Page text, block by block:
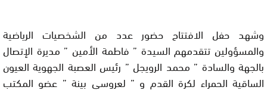
وشهد حفل الافتتاح حضور عدد من الشخصيات الرياضية
والمسؤولين تتقدمهم السيدة ” فاطمة الأمين ” مديرة الإتصال
بالجهة والسادة ” محمد الرويجل ” رئيس العصبة الجهوية العيون
الساقية الحمراء لكرة القدم و ” لعروسي بينة ” عضو المكتب